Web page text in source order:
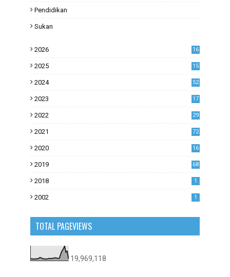
Pendidikan
Sukan
2026 16
2025 15
2024 52
2023
17
2022
29
2021
72
2020
16
2019
68
2018 1
2002 1
TOTAL PAGEVIEWS
19,969,118